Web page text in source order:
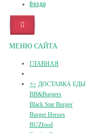
Везде
МЕНЮ САЙТА
ГЛАВНАЯ
+- ДОСТАВКА ЕДЫ
BB&Burgers
Black Star Burger
Burger Heroes
BUZfood